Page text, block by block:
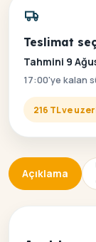
Teslimat
Tahmini 9
17:00'ye kalan
216 TL ve
Açıklama